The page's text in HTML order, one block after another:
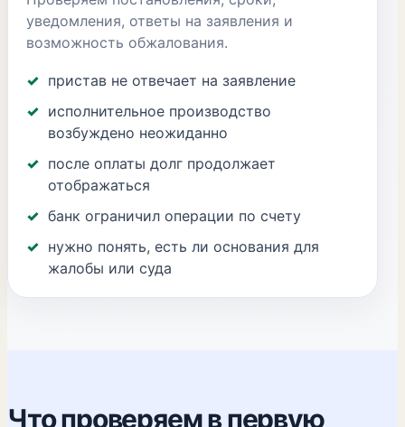
уведомления, ответы на заявления и
возможность обжалования.
пристав не отвечает на заявление
исполнительное производство
возбуждено неожиданно
после оплаты долг продолжает
отображаться
банк ограничил операции по счету
нужно понять, есть ли основания для
жалобы или суда
Что проверяем в первую